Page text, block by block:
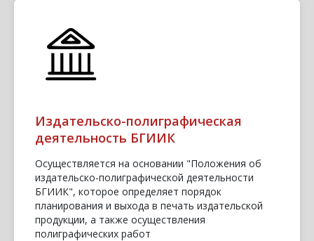
Издательско-полиграфическая
деятельность БГИИК
Осуществляется на основании "Положения об
издательско-полиграфической деятельности
БГИИК", которое определяет порядок
планирования и выхода в печать издательской
продукции, а также осуществления
полиграфических работ